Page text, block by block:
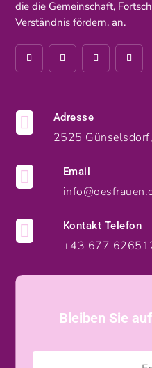
die die Gemeinschaft,
Verständnis fördern, an.
 Adresse
2525
 Email
 Kontakt Telefon
+43 677
Bleiben Sie